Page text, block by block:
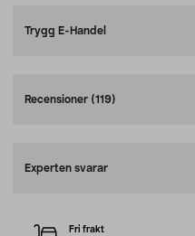
Trygg E-Handel
Recensioner (119)
Experten svarar
Fri frakt